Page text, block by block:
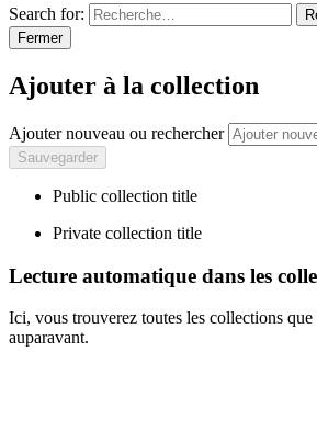
Search for:
Fermer
Ajouter à la collection
Ajouter nouveau ou rechercher
Public collection title
Private collection title
Lecture automatique dans les
Ici, vous trouverez toutes les collections que
auparavant.